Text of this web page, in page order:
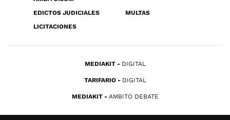
EDICTOS JUDICIALES
MULTAS
LICITACIONES
MEDIAKIT DIGITAL
TARIFARIO DIGITAL
MEDIAKIT AMBITO DEBATE